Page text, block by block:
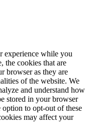
experience while you
the cookies that are
browser as they are
of the website. We
and understand how
stored in your browser
to opt-out of these
may affect your